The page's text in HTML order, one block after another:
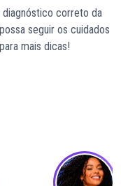
correto da
seguir os cuidados
mais dicas!